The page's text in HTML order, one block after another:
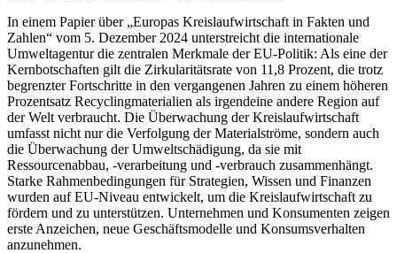
In einem Papier über „Europas Kreislaufwirtschaft in Fakten und
Zahlen“ vom 5. Dezember 2024 unterstreicht die internationale
Umweltagentur die zentralen Merkmale der EU-Politik: Als eine der
Kernbotschaften gilt die Zirkularitätsrate von 11,8 Prozent, die trotz
begrenzter Fortschritte in den vergangenen Jahren zu einem höheren
Prozentsatz Recyclingmaterialien als irgendeine andere Region auf
der Welt verbraucht. Die Überwachung der Kreislaufwirtschaft
umfasst nicht nur die Verfolgung der Materialströme, sondern auch
die Überwachung der Umweltschädigung, da sie mit
Ressourcenabbau, -verarbeitung und -verbrauch zusammenhängt.
Starke Rahmenbedingungen für Strategien, Wissen und Finanzen
wurden auf EU-Niveau entwickelt, um die Kreislaufwirtschaft zu
fördern und zu unterstützen. Unternehmen und Konsumenten zeigen
erste Anzeichen, neue Geschäftsmodelle und Konsumsverhalten
anzunehmen.